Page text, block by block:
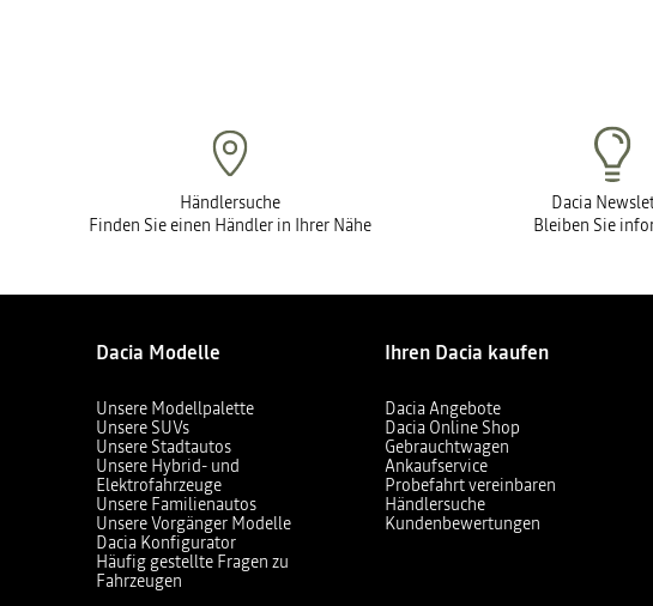
Händlersuche
Finden Sie einen Händler in Ihrer Nähe
Dacia
Bleiben Sie
Dacia Modelle
Unsere Modellpalette
Unsere SUVs
Unsere Stadtautos
Unsere Hybrid- und
Elektrofahrzeuge
Unsere Familienautos
Unsere Vorgänger Modelle
Dacia Konfigurator
Häufig gestellte Fragen zu
Fahrzeugen
Ihren Dacia kaufen
Dacia Angebote
Dacia Online Shop
Gebrauchtwagen
Ankaufservice
Probefahrt vereinbaren
Händlersuche
Kundenbewertungen